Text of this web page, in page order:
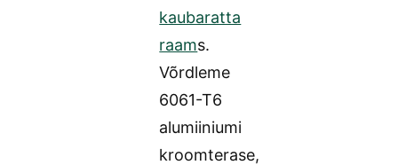
kaubaratta
raams.
Võrdleme
6061-T6
alumiiniumi
kroomterase,